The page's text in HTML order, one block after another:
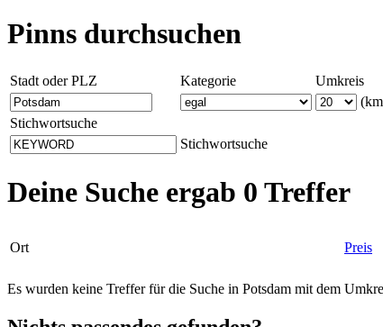
Pinns durchsuchen
Stadt oder PLZ Kategorie
Umkreis
Stichwortsuche
Stichwortsuche
Deine Suche ergab 0 Treffer
Ort Preis
Es wurden keine Treffer für die Suche in Potsdam mit dem